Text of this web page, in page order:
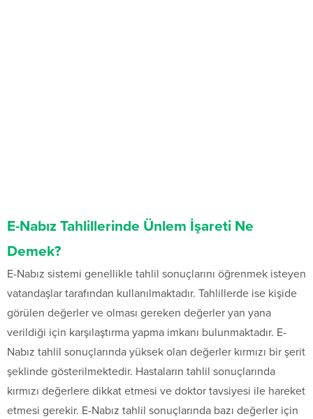
E-Nabız Tahlillerinde Ünlem İşareti Ne
Demek?
E-Nabız sistemi genellikle tahlil sonuçlarını öğrenmek isteyen
vatandaşlar tarafından kullanılmaktadır. Tahlillerde ise kişide
görülen değerler ve olması gereken değerler yan yana
verildiği için karşılaştırma yapma imkanı bulunmaktadır. E-
Nabız tahlil sonuçlarında yüksek olan değerler kırmızı bir şerit
şeklinde gösterilmektedir. Hastaların tahlil sonuçlarında
kırmızı değerlere dikkat etmesi ve doktor tavsiyesi ile hareket
etmesi gerekir. E-Nabız tahlil sonuçlarında bazı değerler için